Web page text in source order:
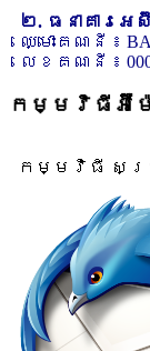
២. ធនាគារអេស៊ី
ឈ្មោះគណនី ៖
លេខគណនី ៖
កម្មវិធីអ៊ីម៉
កម្មវិធី សម្រ